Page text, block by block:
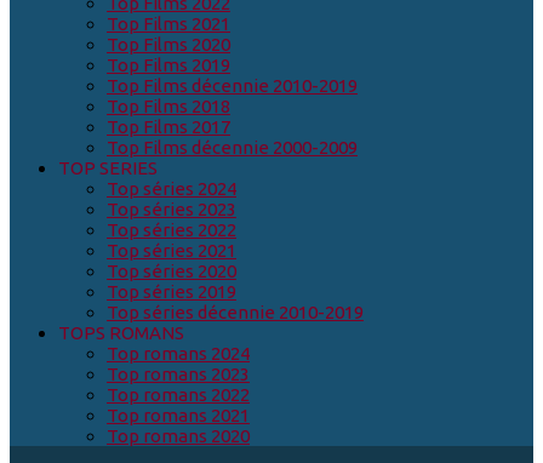
Top Films 2021
Top Films 2020
Top Films 2019
Top Films décennie 2010-2019
Top Films 2018
Top Films 2017
Top Films décennie 2000-2009
TOP SERIES
Top séries 2024
Top séries 2023
Top séries 2022
Top séries 2021
Top séries 2020
Top séries 2019
Top séries décennie 2010-2019
TOPS ROMANS
Top romans 2024
Top romans 2023
Top romans 2022
Top romans 2021
Top romans 2020